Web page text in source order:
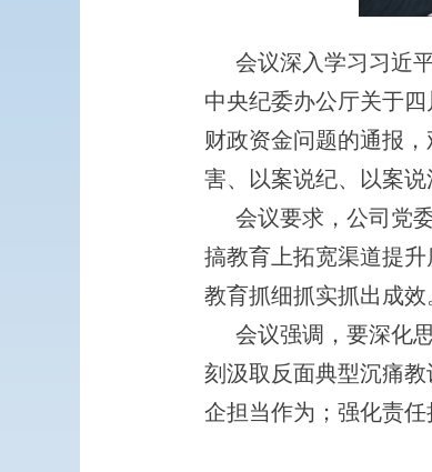
会议深入学习习近
中央纪委办公厅关于
财政资金问题的通报
害、以案说纪、以案说
会议要求，公司党
搞教育上拓宽渠道提
教育抓细抓实抓出成效
会议强调，要深化
刻汲取反面典型沉痛
企担当作为；强化责